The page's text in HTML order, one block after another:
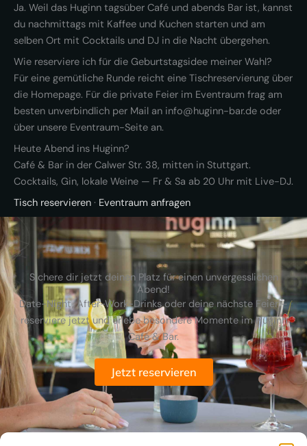
Ja. Weil das Huginn tagsüber Café und abends Bar ist, kannst
du nachmittags mit Kaffee und Kuchen starten und am
selben Ort mit Cocktails und DJ in die Nacht übergehen.
Wie reserviere ich für die Geburtstagsidee meiner Wahl?
Für eine gemütliche Runde reicht eine Tischreservierung über
die Homepage. Für die private Feier im Eventraum frag am
besten unverbindlich per Mail an info@huginn-bar.de oder
über unsere Eventraum-Seite an.
Heute Abend ins Huginn?
Café & Bar in der Calwer Str. 38, mitten in Stuttgart.
Cocktails, Gin, lokale Weine — Fr & Sa ab 20 Uhr mit Live-DJ.
Tisch reservieren · Eventraum anfragen
Sichere dir jetzt deinen Platz für einen unvergesslichen
Abend!
Date-Night, After-Work-Drinks oder deine nächste Feier –
reserviere jetzt und erlebe besondere Momente im Huginn
Café & Bar.
Jetzt reservieren